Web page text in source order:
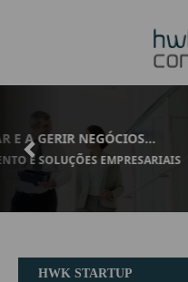
HOME
A HWK
PROJECTOS DE
HWK STARTUP